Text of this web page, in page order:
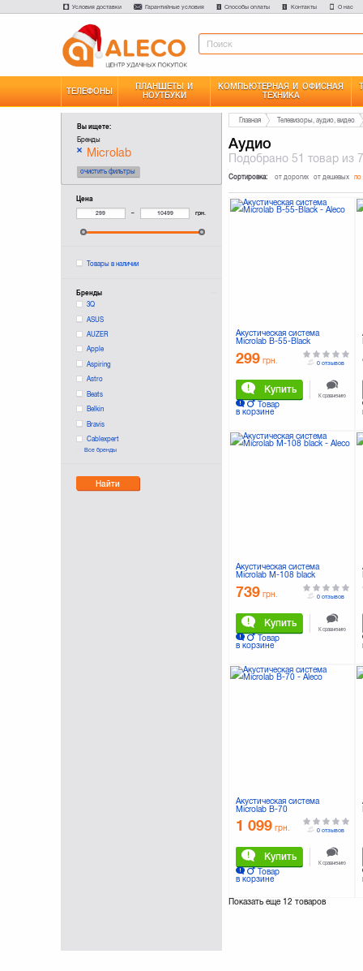
Условия доставки Гарантийные условия Способы оплаты Контакты О нас
ТЕЛЕФОНЫ
ПЛАНШЕТЫ И
НОУТБУКИ
КОМПЬЮТЕРНАЯ И ОФИСНАЯ
ТЕХНИКА
Вы ищете:
Бренды
Microlab
очистить фильтры
Цена
– грн.
Товары в наличии
Бренды
3Q
ASUS
AUZER
Apple
Aspiring
Astro
Beats
Belkin
Bravis
Cablexpert
ColorWay
Dell
Все бренды
Найти
Главная Телевизоры, аудио, видео
Аудио
Подобрано51 товар из
Сортировка: от дорогих от дешевых по
Акустическая система
Microlab B-55-Black
299 грн.
Купить
Товар
в корзине
0 отзывов
К сравнению
Акустическая система
Microlab M-108 black
739 грн.
Купить
Товар
в корзине
0 отзывов
К сравнению
Акустическая система
Microlab B-70
1 099 грн.
Купить
Товар
в корзине
0 отзывов
К сравнению
Показать еще12 товаров